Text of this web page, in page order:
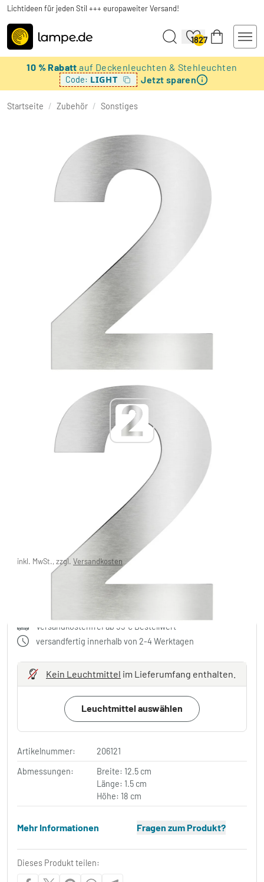
Lichtideen für jeden Stil +++ europaweiter Versand!
1827
10 % Rabattauf Deckenleuchten & Stehleuchten
Code: LIGHT Jetzt sparen
Startseite / Zubehör / Sonstiges
LCD Hausnummer 2 Edelstahl
10,00 € 29,99 €
inkl. MwSt., zzgl. Versandkosten
Versandkostenfrei ab 99 € Bestellwert
versandfertig innerhalb von 2-4 Werktagen
Kein Leuchtmittel im Lieferumfang enthalten.
Leuchtmittel auswählen
Artikelnummer:
206121
Abmessungen:
Breite: 12.5 cm
Länge: 1.5 cm
Höhe: 18 cm
Mehr Informationen Fragen zum Produkt?
Dieses Produkt teilen: